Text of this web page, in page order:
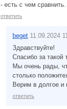
- есть с чем сравнить.
ответить
beget 11.09.2024
Здравствуйте!
Спасибо за такой
Мы очень рады,
столько
Верим в долгое и
ответить